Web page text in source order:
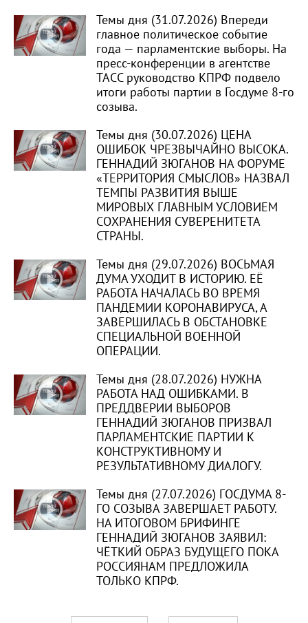
Темы дня (31.07.2026) Впереди
главное политическое событие
года — парламентские выборы. На
пресс-конференции в агентстве
ТАСС руководство КПРФ подвело
итоги работы партии в Госдуме 8-го
созыва.
Темы дня (30.07.2026) ЦЕНА
ОШИБОК ЧРЕЗВЫЧАЙНО ВЫСОКА.
ГЕННАДИЙ ЗЮГАНОВ НА ФОРУМЕ
«ТЕРРИТОРИЯ СМЫСЛОВ» НАЗВАЛ
ТЕМПЫ РАЗВИТИЯ ВЫШЕ
МИРОВЫХ ГЛАВНЫМ УСЛОВИЕМ
СОХРАНЕНИЯ СУВЕРЕНИТЕТА
СТРАНЫ.
Темы дня (29.07.2026) ВОСЬМАЯ
ДУМА УХОДИТ В ИСТОРИЮ. ЕЁ
РАБОТА НАЧАЛАСЬ ВО ВРЕМЯ
ПАНДЕМИИ КОРОНАВИРУСА, А
ЗАВЕРШИЛАСЬ В ОБСТАНОВКЕ
СПЕЦИАЛЬНОЙ ВОЕННОЙ
ОПЕРАЦИИ.
Темы дня (28.07.2026) НУЖНА
РАБОТА НАД ОШИБКАМИ. В
ПРЕДДВЕРИИ ВЫБОРОВ
ГЕННАДИЙ ЗЮГАНОВ ПРИЗВАЛ
ПАРЛАМЕНТСКИЕ ПАРТИИ К
КОНСТРУКТИВНОМУ И
РЕЗУЛЬТАТИВНОМУ ДИАЛОГУ.
Темы дня (27.07.2026) ГОСДУМА 8-
ГО СОЗЫВА ЗАВЕРШАЕТ РАБОТУ.
НА ИТОГОВОМ БРИФИНГЕ
ГЕННАДИЙ ЗЮГАНОВ ЗАЯВИЛ:
ЧЁТКИЙ ОБРАЗ БУДУЩЕГО ПОКА
РОССИЯНАМ ПРЕДЛОЖИЛА
ТОЛЬКО КПРФ.